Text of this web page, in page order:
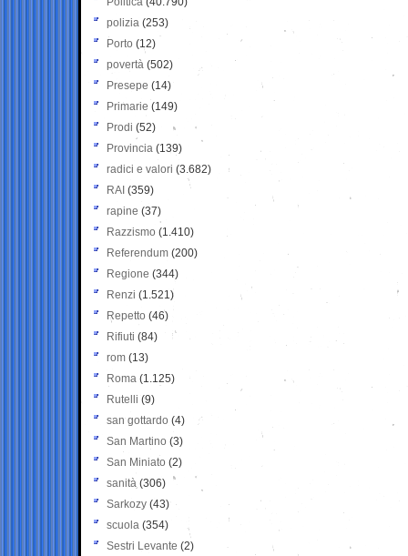
polizia (253)
Porto (12)
povertà (502)
Presepe (14)
Primarie (149)
Prodi (52)
Provincia (139)
radici e valori (3.682)
RAI (359)
rapine (37)
Razzismo (1.410)
Referendum (200)
Regione (344)
Renzi (1.521)
Repetto (46)
Rifiuti (84)
rom (13)
Roma (1.125)
Rutelli (9)
san gottardo (4)
San Martino (3)
San Miniato (2)
sanità (306)
Sarkozy (43)
scuola (354)
Sestri Levante (2)